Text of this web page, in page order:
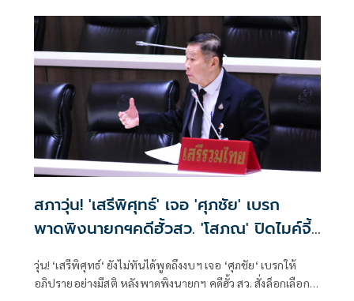
สภาวุ่น! 'เสรีพิศุทธ์' เจอ 'ศุภชัย' เบรก
พาดพิงนายกฯคดีฮั้วสว. 'โสภณ' ปิดไมค์จี้
วุ่น! ‘เสรีพิศุทธ์‘ ยังไม่ทันได้พูดถึงงบฯ เจอ ‘ศุภชัย‘ เบรกให้
อภิปรายอย่างมีสติ หลังพาดพิงนายกฯ คดีฮั้ว สว. สั่งล็อกเลือก